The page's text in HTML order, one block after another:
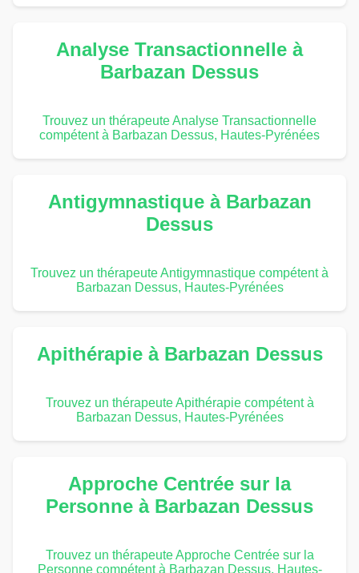
Analyse Transactionnelle à
Barbazan Dessus
Trouvez un thérapeute Analyse Transactionnelle
compétent à Barbazan Dessus, Hautes-Pyrénées
Antigymnastique à Barbazan
Dessus
Trouvez un thérapeute Antigymnastique compétent à
Barbazan Dessus, Hautes-Pyrénées
Apithérapie à Barbazan Dessus
Trouvez un thérapeute Apithérapie compétent à
Barbazan Dessus, Hautes-Pyrénées
Approche Centrée sur la
Personne à Barbazan Dessus
Trouvez un thérapeute Approche Centrée sur la
Personne compétent à Barbazan Dessus, Hautes-